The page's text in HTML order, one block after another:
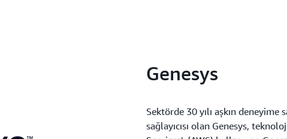
Genesys
Sektörde 30 yılı aşkın
sağlayıcısı olan Genesys,